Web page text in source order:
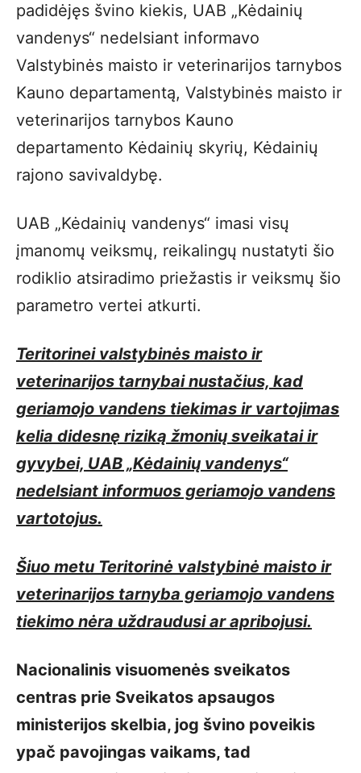
padidėjęs švino kiekis, UAB „Kėdainių
vandenys“ nedelsiant informavo
Valstybinės maisto ir veterinarijos tarnybos
Kauno departamentą, Valstybinės maisto ir
veterinarijos tarnybos Kauno
departamento Kėdainių skyrių, Kėdainių
rajono savivaldybę.
UAB „Kėdainių vandenys“ imasi visų
įmanomų veiksmų, reikalingų nustatyti šio
rodiklio atsiradimo priežastis ir veiksmų šio
parametro vertei atkurti.
Teritorinei valstybinės maisto ir
veterinarijos tarnybai nustačius, kad
geriamojo vandens tiekimas ir vartojimas
kelia didesnę riziką žmonių sveikatai ir
gyvybei, UAB „Kėdainių vandenys“
nedelsiant informuos geriamojo vandens
vartotojus.
Šiuo metu Teritorinė valstybinė maisto ir
veterinarijos tarnyba geriamojo vandens
tiekimo nėra uždraudusi ar apribojusi.
Nacionalinis visuomenės sveikatos
centras prie Sveikatos apsaugos
ministerijos skelbia, jog švino poveikis
ypač pavojingas vaikams, tad